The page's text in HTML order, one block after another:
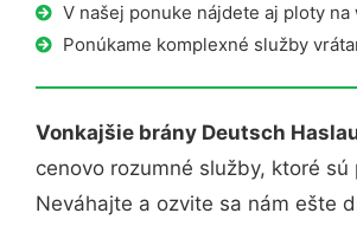
V našej ponuke nájdete aj ploty
Ponúkame komplexné služby
Vonkajšie brány Deutsch
cenovo rozumné služby, ktoré
Neváhajte a ozvite sa nám ešte